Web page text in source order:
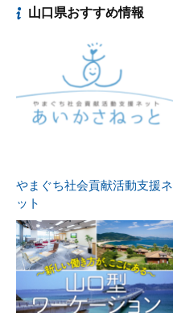
山口県おすすめ情報
やまぐち社会貢献活動支援ネ
ット